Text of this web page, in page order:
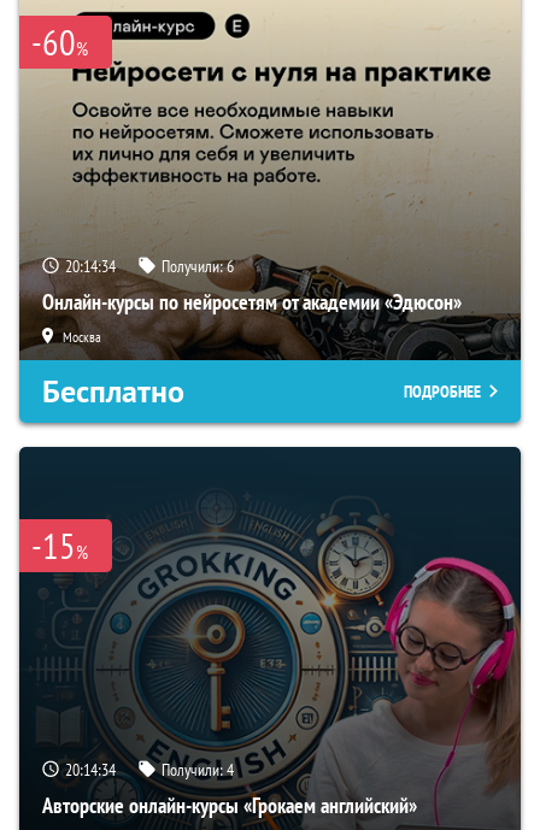
-60%
20:14:33 Получили:6
Онлайн-курсы по нейросетям от академии «Эдюсон»
Москва
Бесплатно ПОДРОБНЕЕ
-15%
20:14:33 Получили:4
Авторские онлайн-курсы «Грокаем английский»